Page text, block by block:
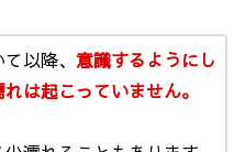
以降、 意識するようにし
は起こっていません。